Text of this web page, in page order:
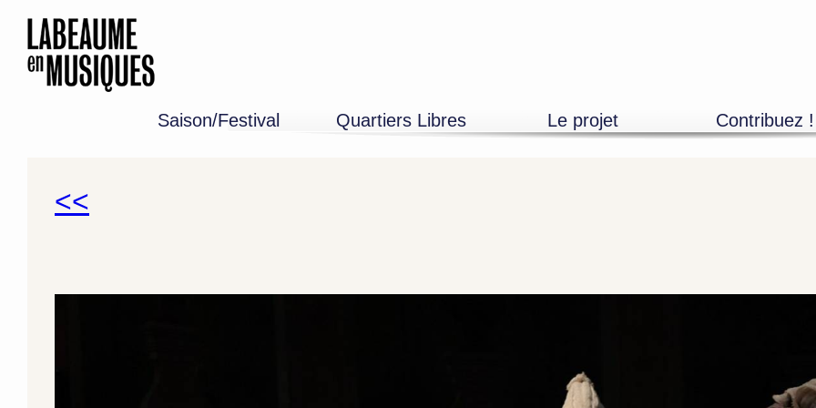
Saison/Festival Quartiers Libres Le projet Contribuez !
<<